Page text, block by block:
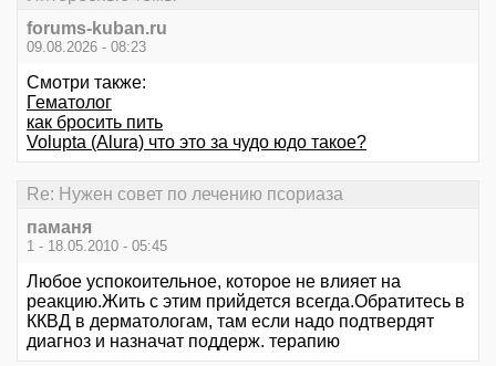
forums-kuban.ru
09.08.2026 - 08:23
Смотри также:
Гематолог
как бросить пить
Volupta (Alura) что это за чудо юдо такое?
Re: Нужен совет по лечению псориаза
паманя
1 - 18.05.2010 - 05:45
Любое успокоительное, которое не влияет на
реакцию.Жить с этим прийдется всегда.Обратитесь в
ККВД в дерматологам, там если надо подтвердят
диагноз и назначат поддерж. терапию